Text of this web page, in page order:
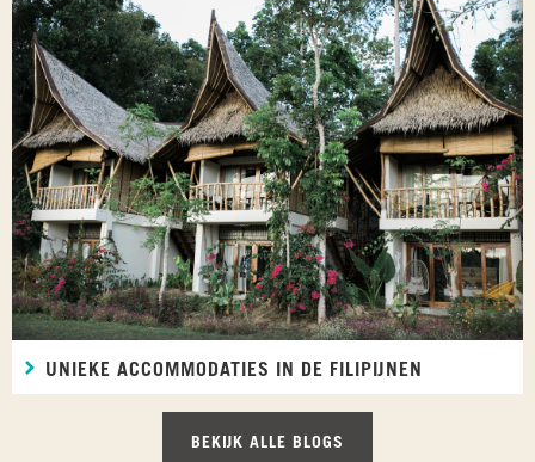
UNIEKE ACCOMMODATIES IN DE FILIPIJNEN
BEKIJK ALLE BLOGS